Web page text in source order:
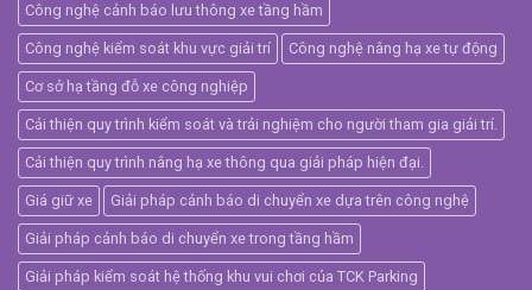
Công nghệ cảnh báo lưu thông xe tầng hầm
Công nghệ kiểm soát khu vực giải trí Công nghệ nâng hạ xe tự động
Cơ sở hạ tầng đỗ xe công nghiệp
Cải thiện quy trình kiểm soát và trải nghiệm cho người tham gia giải trí.
Cải thiện quy trình nâng hạ xe thông qua giải pháp hiện đại.
Giá giữ xe Giải pháp cảnh báo di chuyển xe dựa trên công nghệ
Giải pháp cảnh báo di chuyển xe trong tầng hầm
Giải pháp kiểm soát hệ thống khu vui chơi của TCK Parking